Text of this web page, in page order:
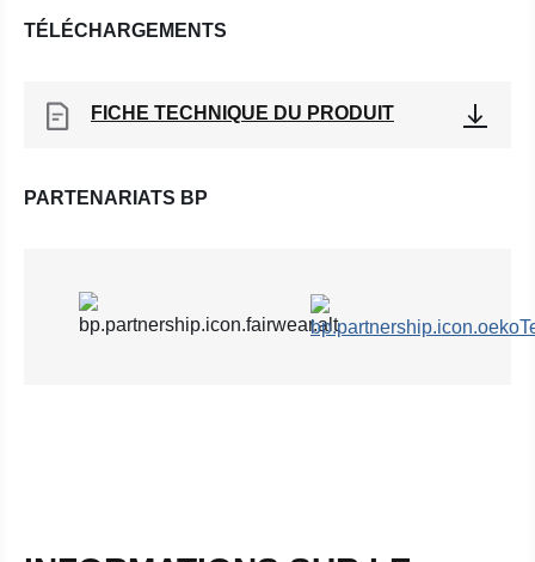
TÉLÉCHARGEMENTS
FICHE TECHNIQUE DU PRODUIT
PARTENARIATS BP